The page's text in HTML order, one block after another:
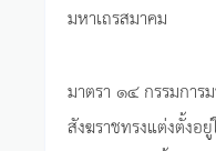
มหาเถรสมาคม
มาตรา ๑๔ กรรมการ
สังฆราชทรงแต่งตั้งอ